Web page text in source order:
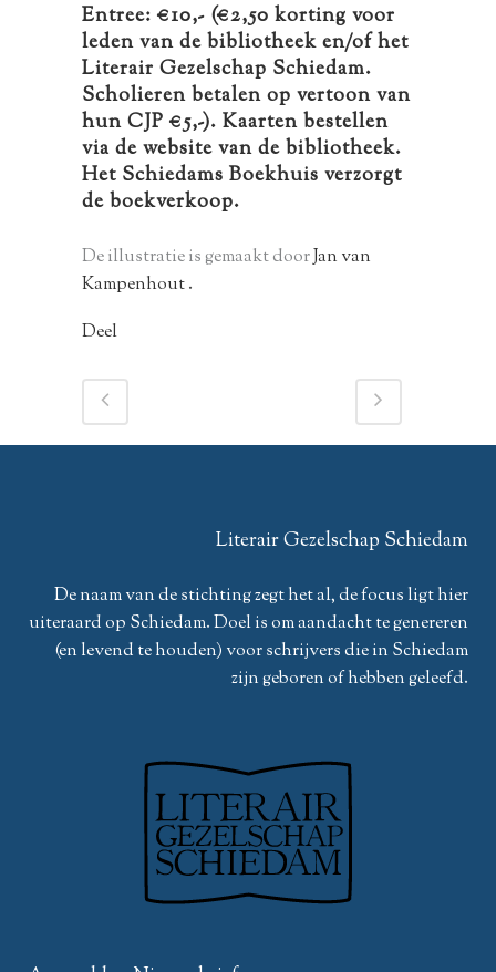
Entree: €10,- (€2,50 korting voor
leden van de bibliotheek en/of het
Literair Gezelschap Schiedam.
Scholieren betalen op vertoon van
hun CJP €5,-). Kaarten bestellen
via de website van de bibliotheek.
Het Schiedams Boekhuis verzorgt
de boekverkoop.
De illustratie is gemaakt doorJan van
Kampenhout .
Deel
Literair Gezelschap Schiedam
De naam van de stichting zegt het al, de focus ligt hier
uiteraard op Schiedam. Doel is om aandacht te genereren
(en levend te houden) voor schrijvers die in Schiedam
zijn geboren of hebben geleefd.